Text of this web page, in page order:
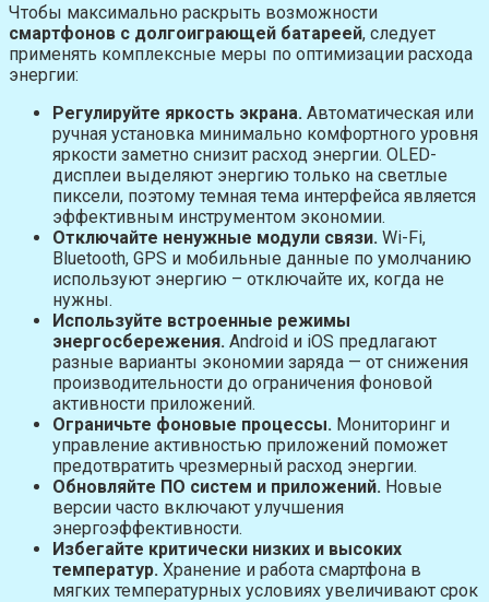
Чтобы максимально раскрыть возможности
смартфонов с долгоиграющей батареей, следует
применять комплексные меры по оптимизации расхода
энергии:
Регулируйте яркость экрана. Автоматическая или
ручная установка минимально комфортного уровня
яркости заметно снизит расход энергии. OLED-
дисплеи выделяют энергию только на светлые
пиксели, поэтому темная тема интерфейса является
эффективным инструментом экономии.
Отключайте ненужные модули связи. Wi-Fi,
Bluetooth, GPS и мобильные данные по умолчанию
используют энергию – отключайте их, когда не
нужны.
Используйте встроенные режимы
энергосбережения. Android и iOS предлагают
разные варианты экономии заряда — от снижения
производительности до ограничения фоновой
активности приложений.
Ограничьте фоновые процессы. Мониторинг и
управление активностью приложений поможет
предотвратить чрезмерный расход энергии.
Обновляйте ПО систем и приложений. Новые
версии часто включают улучшения
энергоэффективности.
Избегайте критически низких и высоких
температур. Хранение и работа смартфона в
мягких температурных условиях увеличивают срок